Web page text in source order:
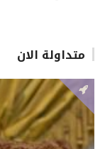
متداولة الان